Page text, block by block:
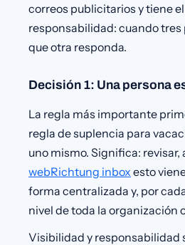
correos publicitarios y tiene
responsabilidad: cuando tres
que otra responda.
Decisión 1: Una persona
La regla más importante
regla de suplencia para
uno mismo. Significa:
webRichtung inbox esto
forma centralizada y, por
nivel de toda la organización
Visibilidad y responsabilidad